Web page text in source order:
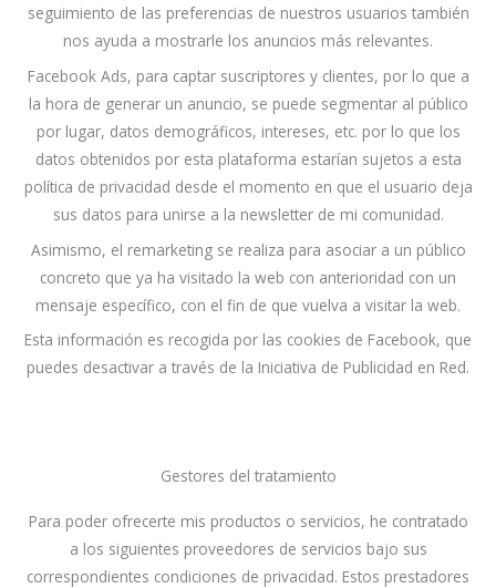
seguimiento de las preferencias de nuestros usuarios también
nos ayuda a mostrarle los anuncios más relevantes.
Facebook Ads, para captar suscriptores y clientes, por lo que a
la hora de generar un anuncio, se puede segmentar al público
por lugar, datos demográficos, intereses, etc. por lo que los
datos obtenidos por esta plataforma estarían sujetos a esta
política de privacidad desde el momento en que el usuario deja
sus datos para unirse a la newsletter de mi comunidad.
Asimismo, el remarketing se realiza para asociar a un público
concreto que ya ha visitado la web con anterioridad con un
mensaje específico, con el fin de que vuelva a visitar la web.
Esta información es recogida por las cookies de Facebook, que
puedes desactivar a través de la Iniciativa de Publicidad en Red.
Gestores del tratamiento
Para poder ofrecerte mis productos o servicios, he contratado
a los siguientes proveedores de servicios bajo sus
correspondientes condiciones de privacidad. Estos prestadores